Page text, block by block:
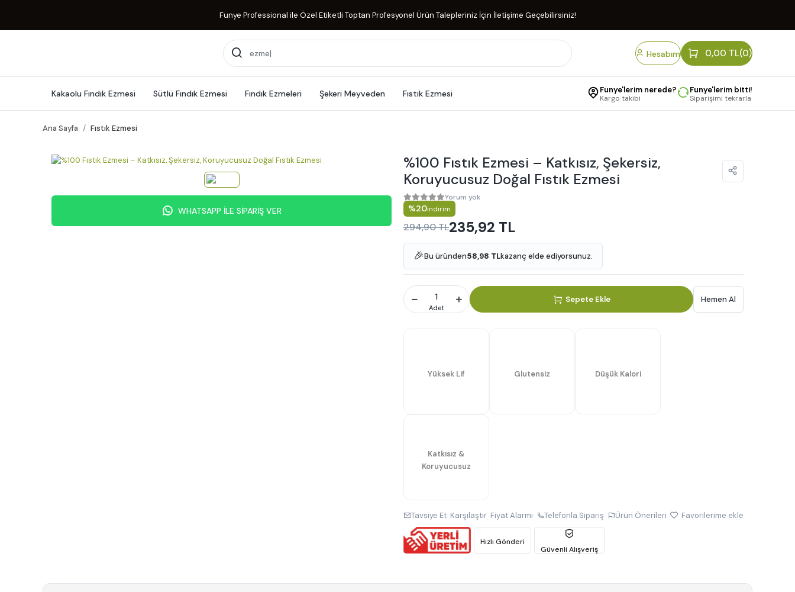
Funye Professional ile Özel Etiketli Toptan Profesyonel Ürün Talepleriniz İçin İletişime Geçebilirsiniz!
Hesabım 0,00 TL(0)
Kakaolu Fındık Ezmesi Sütlü Fındık Ezmesi Fındık Ezmeleri Şekeri Meyveden Fıstık Ezmesi Funye'lerim nerede?
Kargo takibi
Funye'lerim bitti!
Siparişimi tekrarla
Ana Sayfa Fıstık Ezmesi
WHATSAPP İLE SİPARİŞ VER
%100 Fıstık Ezmesi – Katkısız, Şekersiz,
Koruyucusuz Doğal Fıstık Ezmesi
Yorum yok
%20indirim
294,90 TL235,92 TL
🎉Bu üründen58,98 TLkazanç elde ediyorsunuz.
Adet
Sepete Ekle Hemen Al
Yüksek Lif Glutensiz Düşük Kalori
Katkısız &
Koruyucusuz
Tavsiye Et Karşılaştır Fiyat Alarmı Telefonla Sipariş Ürün Önerileri Favorilerime ekle
Hızlı Gönderi
Güvenli Alışveriş